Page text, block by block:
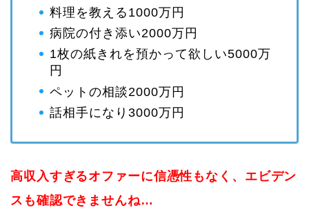
料理を教える1000万円
病院の付き添い2000万円
1枚の紙きれを預かって欲しい5000万
円
ペットの相談2000万円
話相手になり3000万円
高収入すぎるオファーに信憑性もなく、エビデン
スも確認できませんね…